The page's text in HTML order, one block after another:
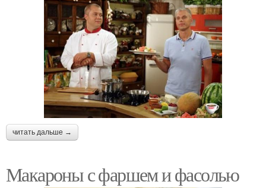
читать дальше →
Макароны с фаршем и фасолью